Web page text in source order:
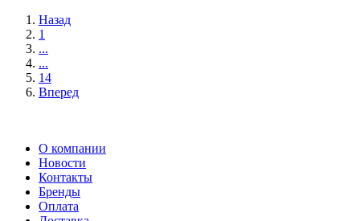
Назад
1
...
...
14
Вперед
О компании
Новости
Контакты
Бренды
Оплата